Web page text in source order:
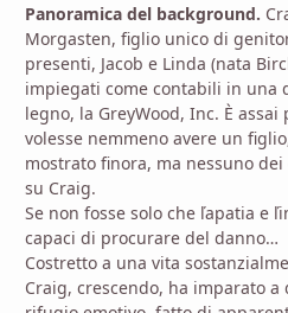
Panoramica del background.
Morgasten, figlio unico di
presenti, Jacob e Linda (nata
impiegati come contabili in una
legno, la GreyWood, Inc. È
volesse nemmeno avere un
mostrato finora, ma nessuno
su Craig.
Se non fosse solo che ľapatia e
capaci di procurare del danno…
Costretto a una vita
Craig, crescendo, ha imparato